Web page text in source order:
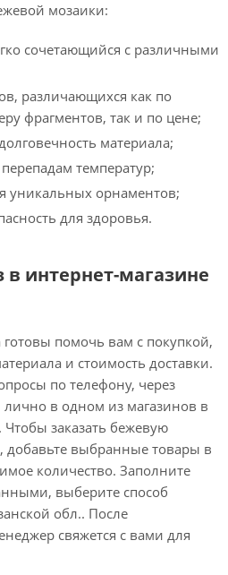
мозаики:
сочетающийся с различными
различающихся как по
фрагментов, так и по цене;
материала;
температур;
уникальных орнаментов;
для здоровья.
в интернет-магазине
помочь вам с покупкой,
и стоимость доставки.
по телефону, через
лично в одном из магазинов в
заказать бежевую
добавьте выбранные товары в
количество. Заполните
выберите способ
обл.. После
свяжется с вами для